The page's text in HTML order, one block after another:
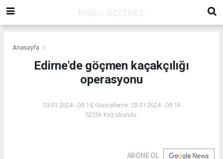
Anasayfa
Edirne'de göçmen kaçakçılığı
operasyonu
23.01.2024 - 09:14, Güncelleme: 23.01.2024 - 09:14
5220+ kez okundu.
ABONE OL